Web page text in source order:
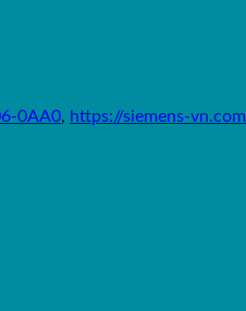
0AA0, https://siemens-vn.com